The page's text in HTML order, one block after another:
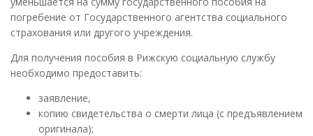
погребение от Государственного агентства социального
страхования или другого учреждения.
Для получения пособия в Рижскую социальную службу
необходимо предоставить:
заявление,
копию свидетельства о смерти лица (с предъявлением
оригинала);